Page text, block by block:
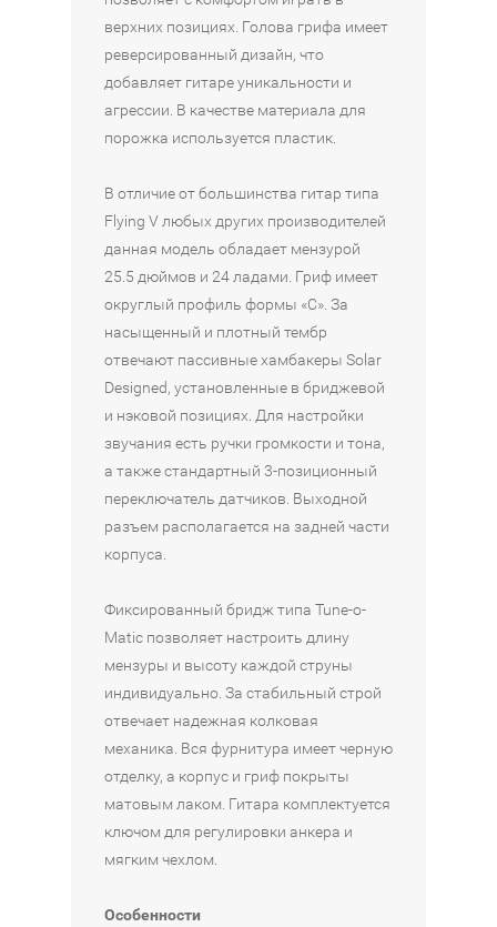
1
из
4
Петербург
1
из
верхних позициях. Голова грифа имеет
реверсированный дизайн, что
добавляет гитаре уникальности и
агрессии. В качестве материала для
порожка используется пластик.
В отличие от большинства гитар типа
Flying V любых других производителей
данная модель обладает мензурой
25.5 дюймов и 24 ладами. Гриф имеет
округлый профиль формы «C». За
насыщенный и плотный тембр
отвечают пассивные хамбакеры Solar
Designed, установленные в бриджевой
и нэковой позициях. Для настройки
звучания есть ручки громкости и тона,
а также стандартный 3-позиционный
переключатель датчиков. Выходной
разъем располагается на задней части
корпуса.
Фиксированный бридж типа Tune-o-
Matic позволяет настроить длину
мензуры и высоту каждой струны
индивидуально. За стабильный строй
отвечает надежная колковая
механика. Вся фурнитура имеет черную
отделку, а корпус и гриф покрыты
матовым лаком. Гитара комплектуется
ключом для регулировки анкера и
мягким чехлом.
Особенности